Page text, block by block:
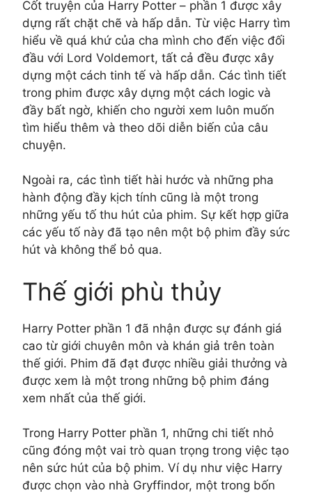
Cốt truyện của Harry Potter – phần 1 được xây
dựng rất chặt chẽ và hấp dẫn. Từ việc Harry tìm
hiểu về quá khứ của cha mình cho đến việc đối
đầu với Lord Voldemort, tất cả đều được xây
dựng một cách tinh tế và hấp dẫn. Các tình tiết
trong phim được xây dựng một cách logic và
đầy bất ngờ, khiến cho người xem luôn muốn
tìm hiểu thêm và theo dõi diễn biến của câu
chuyện.
Ngoài ra, các tình tiết hài hước và những pha
hành động đầy kịch tính cũng là một trong
những yếu tố thu hút của phim. Sự kết hợp giữa
các yếu tố này đã tạo nên một bộ phim đầy sức
hút và không thể bỏ qua.
Thế giới phù thủy
Harry Potter phần 1 đã nhận được sự đánh giá
cao từ giới chuyên môn và khán giả trên toàn
thế giới. Phim đã đạt được nhiều giải thưởng và
được xem là một trong những bộ phim đáng
xem nhất của thế giới.
Trong Harry Potter phần 1, những chi tiết nhỏ
cũng đóng một vai trò quan trọng trong việc tạo
nên sức hút của bộ phim. Ví dụ như việc Harry
được chọn vào nhà Gryffindor, một trong bốn